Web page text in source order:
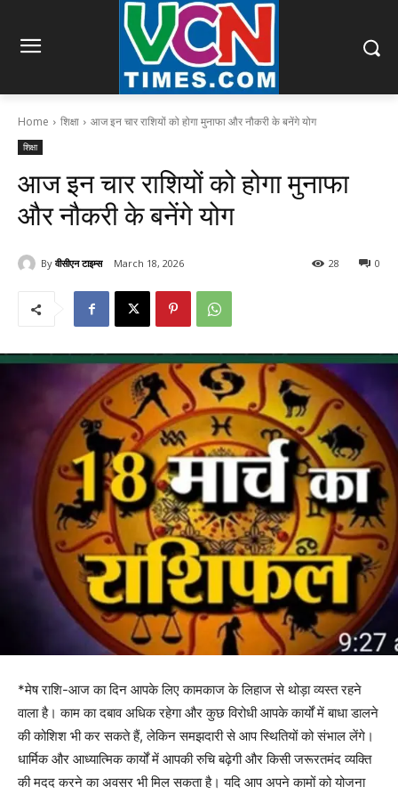
Home शिक्षा आज इन चार राशियों को होगा मुनाफा और नौकरी के बनेंगे योग
शिक्षा
आज इन चार राशियों को होगा मुनाफा
और नौकरी के बनेंगे योग
By वीसीएन टाइम्स March 18, 2026 0
28
*मेष राशि-आज का दिन आपके लिए कामकाज के लिहाज से थोड़ा व्यस्त रहने
वाला है। काम का दबाव अधिक रहेगा और कुछ विरोधी आपके कार्यों में बाधा डालने
की कोशिश भी कर सकते हैं, लेकिन समझदारी से आप स्थितियों को संभाल लेंगे।
धार्मिक और आध्यात्मिक कार्यों में आपकी रुचि बढ़ेगी और किसी जरूरतमंद व्यक्ति
की मदद करने का अवसर भी मिल सकता है। यदि आप अपने कामों को योजना